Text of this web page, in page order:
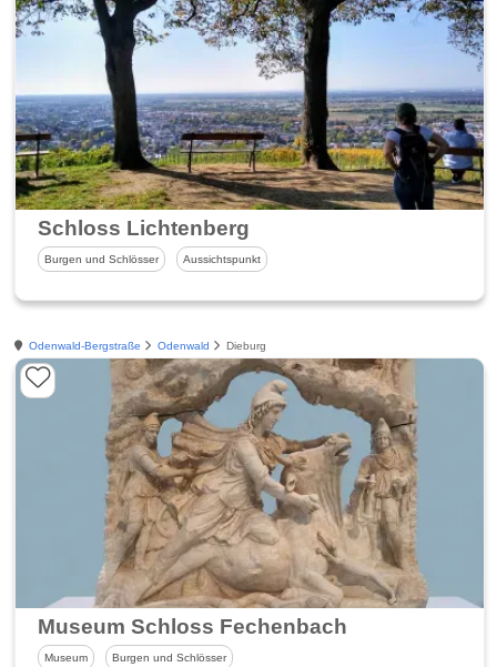
Schloss Lichtenberg
Burgen und Schlösser Aussichtspunkt
Odenwald-Bergstraße Odenwald Dieburg
Museum Schloss Fechenbach
Museum Burgen und Schlösser